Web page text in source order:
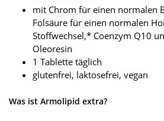
mit Chrom für einen normalen
Folsäure für einen normalen
Stoffwechsel,* Coenzym Q10
Oleoresin
1 Tablette täglich
glutenfrei, laktosefrei, vegan
Was ist Armolipid extra?